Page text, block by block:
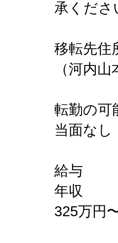
承くださ
移転先住
（河内山
転勤の可
当面なし
給与
年収
325万円